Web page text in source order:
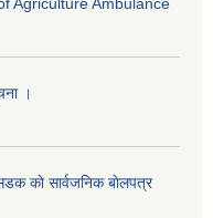
।
काे सार्वजनिक बाेलपत्र